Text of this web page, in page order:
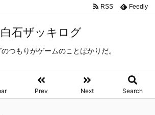
白石ザッキログ
つもりがゲームのことばかりだ。
Prev Next Search
RSS Feedly